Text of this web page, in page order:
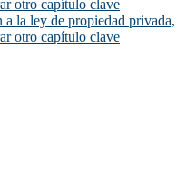
otro capítulo clave
la ley de propiedad privada,
otro capítulo clave